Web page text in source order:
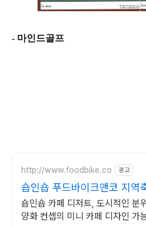
- 마인드골프
http://www.foodbike.co 광고
숍인숍 푸드바이크앤코 지역
백화점등 가능
숍인숍 카페 디저트, 도시적인 분
양화 컨셉의 미니 카페 디자인 가